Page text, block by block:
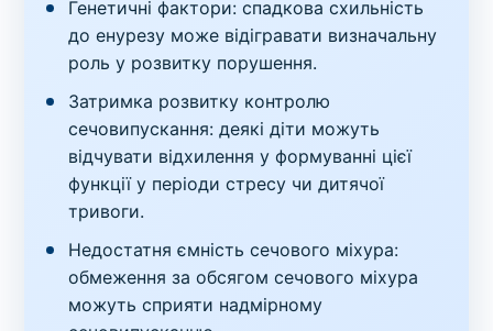
Генетичні фактори: спадкова схильність
до енурезу може відігравати визначальну
роль у розвитку порушення.
Затримка розвитку контролю
сечовипускання: деякі діти можуть
відчувати відхилення у формуванні цієї
функції у періоди стресу чи дитячої
тривоги.
Недостатня ємність сечового міхура:
обмеження за обсягом сечового міхура
можуть сприяти надмірному